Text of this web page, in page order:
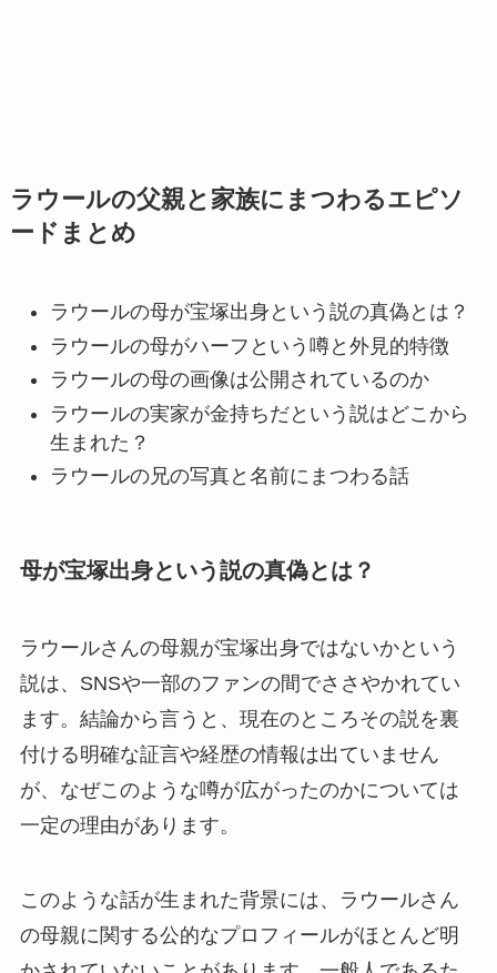
ラウールの父親と家族にまつわるエピソ
ードまとめ
ラウールの母が宝塚出身という説の真偽とは？
ラウールの母がハーフという噂と外見的特徴
ラウールの母の画像は公開されているのか
ラウールの実家が金持ちだという説はどこから
生まれた？
ラウールの兄の写真と名前にまつわる話
母が宝塚出身という説の真偽とは？
ラウールさんの母親が宝塚出身ではないかという
説は、SNSや一部のファンの間でささやかれてい
ます。結論から言うと、現在のところその説を裏
付ける明確な証言や経歴の情報は出ていません
が、なぜこのような噂が広がったのかについては
一定の理由があります。
このような話が生まれた背景には、ラウールさん
の母親に関する公的なプロフィールがほとんど明